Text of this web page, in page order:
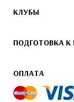
КЛУБЫ
ПОДГОТОВКА К
ОПЛАТА